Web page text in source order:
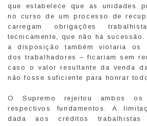
que estabelece que as unidades
no curso de um processo de
carregam obrigações
tecnicamente, que não há
a disposição também violaria os
dos trabalhadores – ficariam sem
caso o valor resultante da venda
não fosse suficiente para honrar
O Supremo rejeitou ambos
respectivos fundamentos. A
dada aos créditos trabalhistas